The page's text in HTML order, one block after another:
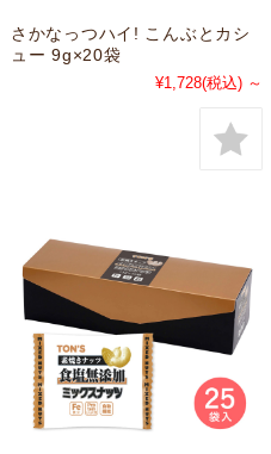
さかなっつハイ! こんぶとカシ
ュー 9g×20袋
¥1,728(税込) ～